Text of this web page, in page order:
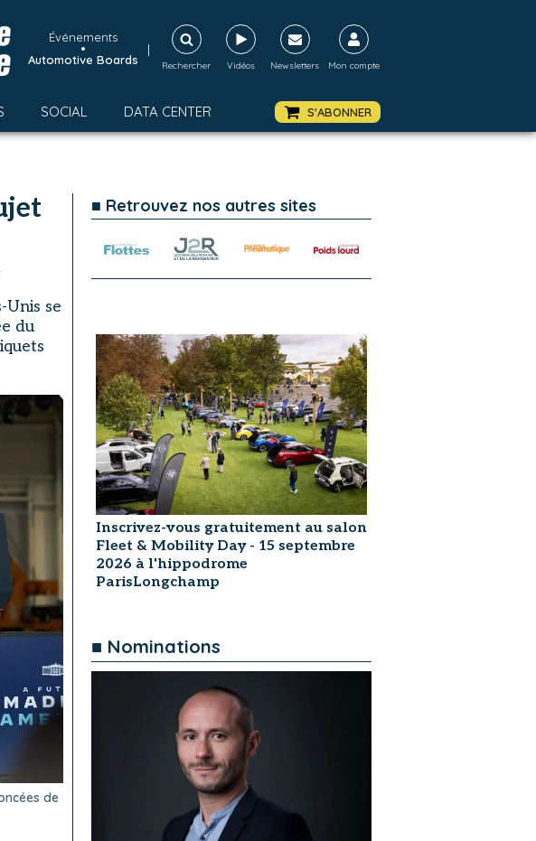
Événements
•
Automotive Boards
|
Rechercher Vidéos Newsletters Mon compte
SOCIAL DATA CENTER S'ABONNER
Unis se
du
de
■ Retrouvez nos autres sites
Inscrivez-vous gratuitement au salon
Fleet & Mobility Day - 15 septembre
2026 à l'hippodrome
ParisLongchamp
■ Nominations